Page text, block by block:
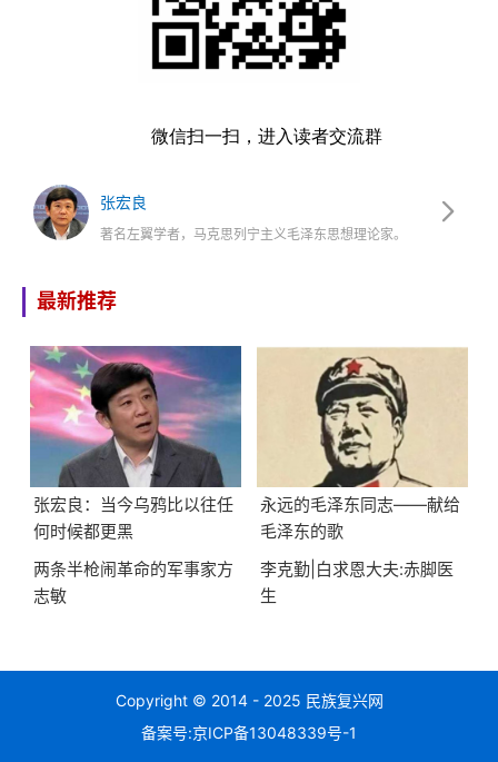
微信扫一扫，进入读者交流群
张宏良
著名左翼学者，马克思列宁主义毛泽东思想理论家。
最新推荐
张宏良：当今乌鸦比以往任
何时候都更黑
永远的毛泽东同志——献给
毛泽东的歌
两条半枪闹革命的军事家方
志敏
李克勤|白求恩大夫:赤脚医
生
Copyright © 2014 - 2025 民族复兴网
备案号:京ICP备13048339号-1